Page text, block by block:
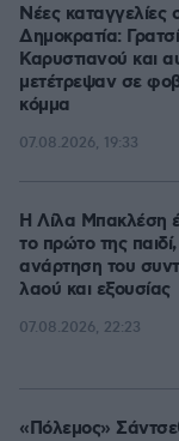
Νέες καταγγελίες
Δημοκρατία:
Καρυστιανού και
μετέτρεψαν σε
κόμμα
07.08.2026, 19:33
Η Λίλα Μπακλέση
το πρώτο της παιδί,
ανάρτηση του
λαού και εξουσίας
07.08.2026, 22:23
«Πόλεμος»